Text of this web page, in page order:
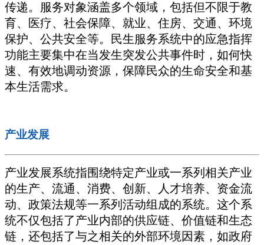
传递。服务对象涵盖多个领域，包括但不限于教
育、医疗、社会保障、就业、住房、交通、环境
保护、公共安全等。民生服务系统中的应急指挥
功能主要集中在当发生突发公共事件时，如何快
速、有效地调动资源，保障民众的生命安全和基
本生活需求。
产业发展
产业发展系统指围绕特定产业或一系列相关产业
的生产、流通、消费、创新、人才培养、资金流
动、政策法规等一系列活动组成的系统。这个系
统不仅包括了产业内部的供应链、价值链和生态
链，还包括了与之相关的外部环境因素，如政府